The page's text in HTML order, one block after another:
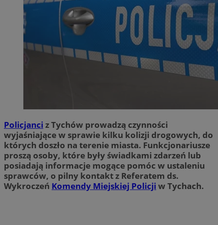
Policjanci z Tychów prowadzą czynności
wyjaśniające w sprawie kilku kolizji drogowych, do
których doszło na terenie miasta. Funkcjonariusze
proszą osoby, które były świadkami zdarzeń lub
posiadają informacje mogące pomóc w ustaleniu
sprawców, o pilny kontakt z Referatem ds.
Wykroczeń Komendy Miejskiej Policji w Tychach.